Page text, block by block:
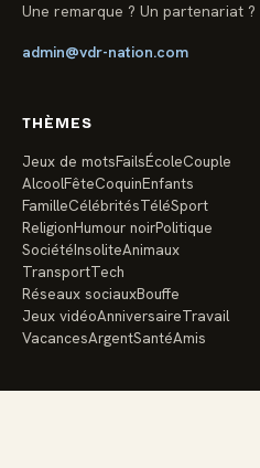
Une remarque ? Un partenariat ?
admin@vdr-nation.com
THÈMES
Jeux de motsFailsÉcoleCouple
AlcoolFêteCoquinEnfants
FamilleCélébritésTéléSport
ReligionHumour noirPolitique
SociétéInsoliteAnimaux
TransportTech
Réseaux sociauxBouffe
Jeux vidéoAnniversaireTravail
VacancesArgentSantéAmis